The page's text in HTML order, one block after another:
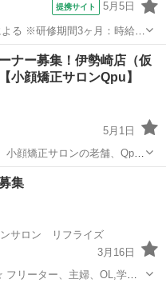
提携サイト 5月5日
る ※研修期間3ヶ月：時給
／群馬県北群馬郡吉岡町大
ンズ前橋吉岡店】週1日～・...
ナー募集！伊勢崎店（仮
小顔矯正サロンQpu】
5月1日
小顔矯正サロンの老舗、Qpu
しませんか？？ 🌟 「キ
年に東京の六本木で第1号
モート
集
ンサロン リフライズ
3月16日
リーター、主婦、OL,学